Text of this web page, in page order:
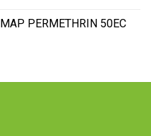
PERMETHRIN 50EC